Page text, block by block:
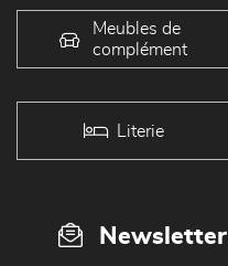
Meubles de
complément
Literie
Newsletter